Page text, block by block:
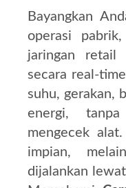
Bayangkan
operasi
jaringan retail
secara real-
suhu, gerakan,
energi,
mengecek
impian,
dijalankan lewat